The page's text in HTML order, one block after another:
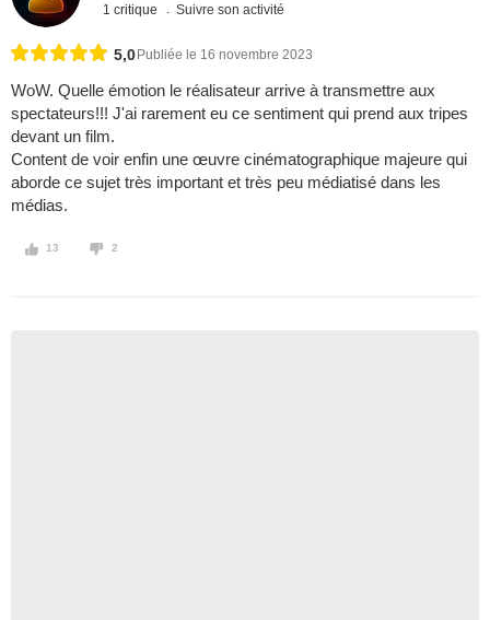
1 critique Suivre son activité
5,0 Publiée le 16 novembre 2023
WoW. Quelle émotion le réalisateur arrive à transmettre aux
spectateurs!!! J'ai rarement eu ce sentiment qui prend aux tripes
devant un film.
Content de voir enfin une œuvre cinématographique majeure qui
aborde ce sujet très important et très peu médiatisé dans les
médias.
13 2